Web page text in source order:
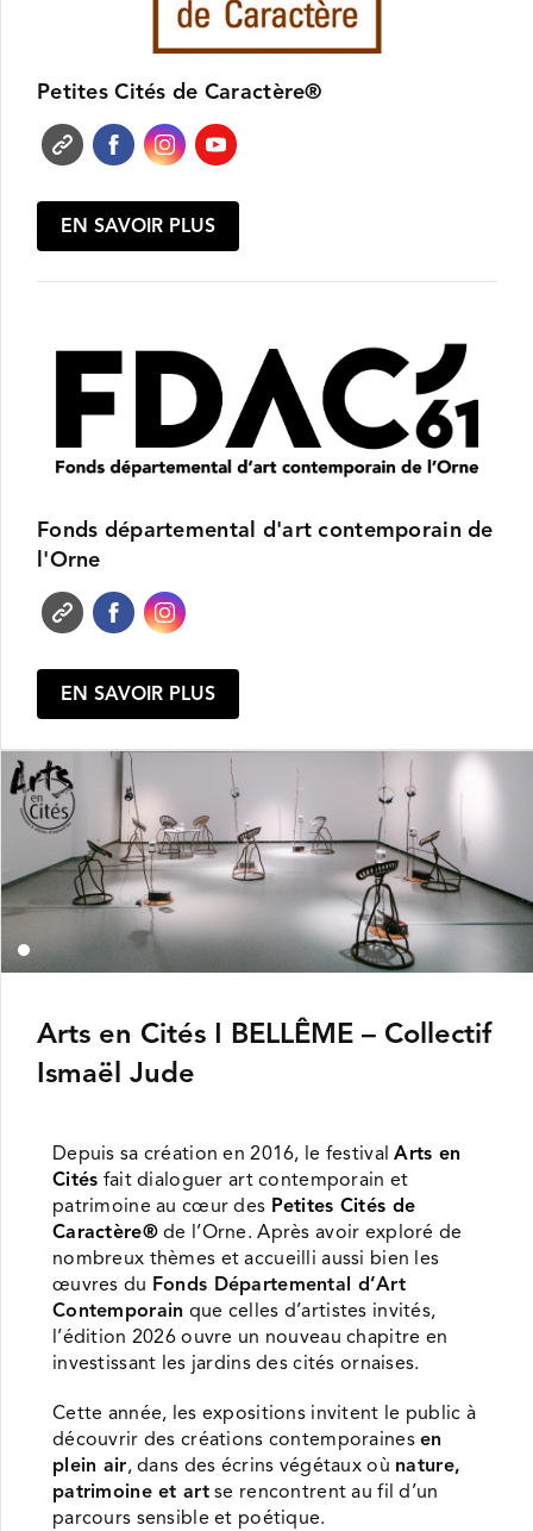
Petites Cités de Caractère®
EN SAVOIR PLUS
Fonds départemental d'art contemporain de
l'Orne
EN SAVOIR PLUS
Arts en Cités ǀ BELLÊME – Collectif
Ismaël Jude
Depuis sa création en 2016, le festivalArts en
Cités fait dialoguer art contemporain et
patrimoine au cœur des Petites Cités de
Caractère®de l’Orne. Après avoir exploré de
nombreux thèmes et accueilli aussi bien les
œuvres du Fonds Départemental d’Art
Contemporain que celles d’artistes invités,
l’édition 2026 ouvre un nouveau chapitre en
investissant les jardins des cités ornaises.
Cette année, les expositions invitent le public à
découvrir des créations contemporainesen
plein air, dans des écrins végétaux où nature,
patrimoine et artse rencontrent au fil d’un
parcours sensible et poétique.